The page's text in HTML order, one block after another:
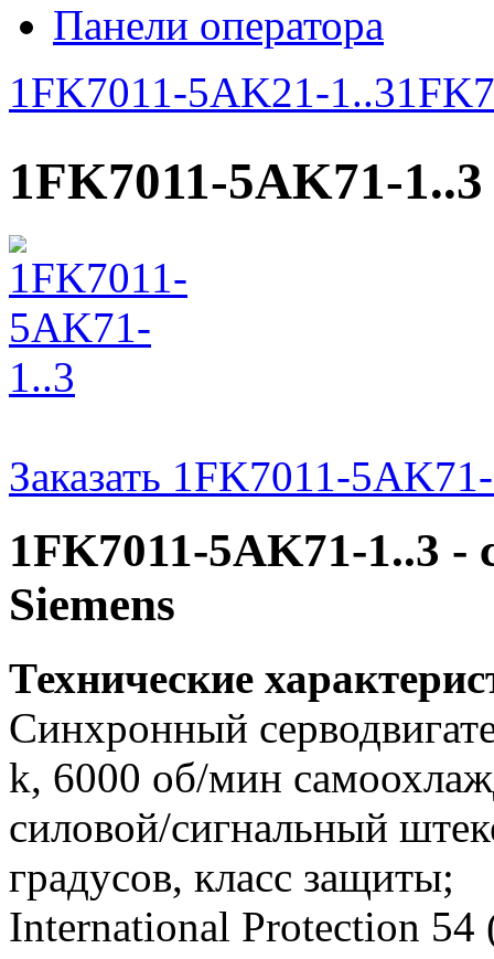
Панели оператора
1FK7011-5AK21-1..3
1FK7011-5AK71-1..3
Заказать 1FK7011-
1FK7011-5AK71-1..3 -
Siemens
Технические
Синхронный
k, 6000 об/мин
силовой/сигнальный
градусов, класс защиты;
International Protection 54